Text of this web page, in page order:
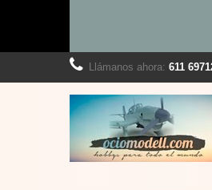
Llámanos ahora: 611